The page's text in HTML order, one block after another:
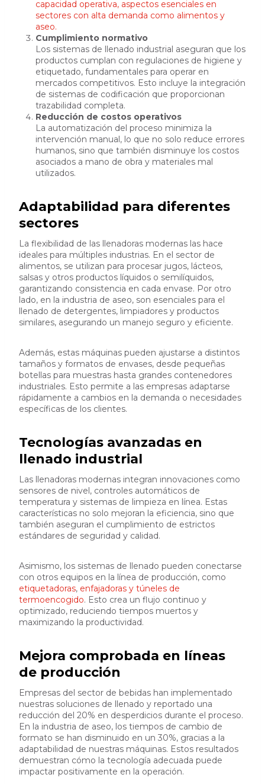
capacidad operativa, aspectos esenciales en
sectores con alta demanda como alimentos y
aseo.
Cumplimiento normativo
Los sistemas de llenado industrial aseguran que los
productos cumplan con regulaciones de higiene y
etiquetado, fundamentales para operar en
mercados competitivos. Esto incluye la integración
de sistemas de codificación que proporcionan
trazabilidad completa.
Reducción de costos operativos
La automatización del proceso minimiza la
intervención manual, lo que no solo reduce errores
humanos, sino que también disminuye los costos
asociados a mano de obra y materiales mal
utilizados.
Adaptabilidad para diferentes
sectores
La flexibilidad de las llenadoras modernas las hace
ideales para múltiples industrias. En el sector de
alimentos, se utilizan para procesar jugos, lácteos,
salsas y otros productos líquidos o semilíquidos,
garantizando consistencia en cada envase. Por otro
lado, en la industria de aseo, son esenciales para el
llenado de detergentes, limpiadores y productos
similares, asegurando un manejo seguro y eficiente.
Además, estas máquinas pueden ajustarse a distintos
tamaños y formatos de envases, desde pequeñas
botellas para muestras hasta grandes contenedores
industriales. Esto permite a las empresas adaptarse
rápidamente a cambios en la demanda o necesidades
específicas de los clientes.
Tecnologías avanzadas en
llenado industrial
Las llenadoras modernas integran innovaciones como
sensores de nivel, controles automáticos de
temperatura y sistemas de limpieza en línea. Estas
características no solo mejoran la eficiencia, sino que
también aseguran el cumplimiento de estrictos
estándares de seguridad y calidad.
Asimismo, los sistemas de llenado pueden conectarse
con otros equipos en la línea de producción, como
etiquetadoras, enfajadoras y túneles de
termoencogido. Esto crea un flujo continuo y
optimizado, reduciendo tiempos muertos y
maximizando la productividad.
Mejora comprobada en líneas
de producción
Empresas del sector de bebidas han implementado
nuestras soluciones de llenado y reportado una
reducción del 20% en desperdicios durante el proceso.
En la industria de aseo, los tiempos de cambio de
formato se han disminuido en un 30%, gracias a la
adaptabilidad de nuestras máquinas. Estos resultados
demuestran cómo la tecnología adecuada puede
impactar positivamente en la operación.